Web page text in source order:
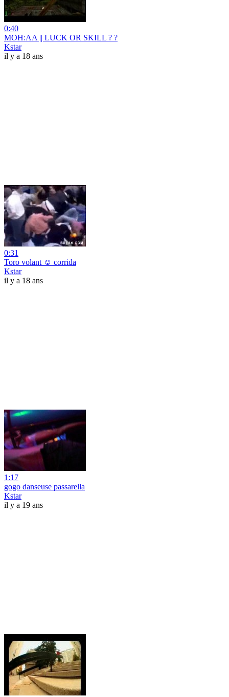
0:40
MOH:AA || LUCK OR SKILL ? ?
Kstar
il y a 18 ans
0:31
Toro volant ☺ corrida
Kstar
il y a 18 ans
1:17
gogo danseuse passarella
Kstar
il y a 19 ans